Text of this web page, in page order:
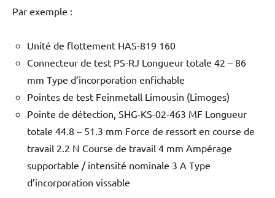
Par exemple :
Unité de flottement HAS-819 160
Connecteur de test PS-RJ Longueur totale 42 – 86
mm Type d’incorporation enfichable
Pointes de test Feinmetall Limousin (Limoges)
Pointe de détection, SHG-KS-02-463 MF Longueur
totale 44.8 – 51.3 mm Force de ressort en course de
travail 2.2 N Course de travail 4 mm Ampérage
supportable / intensité nominale 3 A Type
d’incorporation vissable